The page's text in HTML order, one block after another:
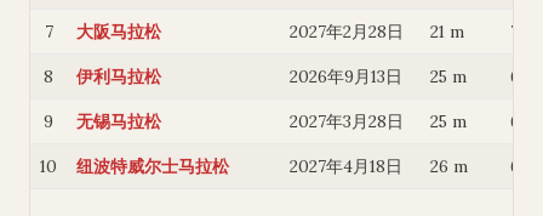
7 大阪马拉松 2027年2月28日 21 m 7
8 伊利马拉松 2026年9月13日 25 m 6
9 无锡马拉松 2027年3月28日 25 m
10 纽波特威尔士马拉松 2027年4月18日 26 m 6